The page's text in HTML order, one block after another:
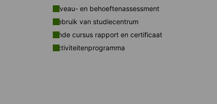
Niveau- en behoeftenassessment
Gebruik van studiecentrum
Einde cursus rapport en certificaat
Activiteitenprogramma